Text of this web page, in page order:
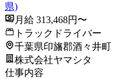
県)
月給 313,468円〜
トラックドライバー
千葉県印旛郡酒々井町
株式会社ヤマシタ
仕事内容